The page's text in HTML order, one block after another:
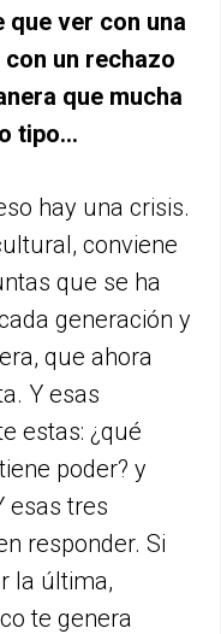
que ver con una
un rechazo
que mucha
tipo…
hay una crisis.
conviene
que se ha
generación y
que ahora
Y esas
estas: ¿qué
poder? y
esas tres
responder. Si
la última,
te genera